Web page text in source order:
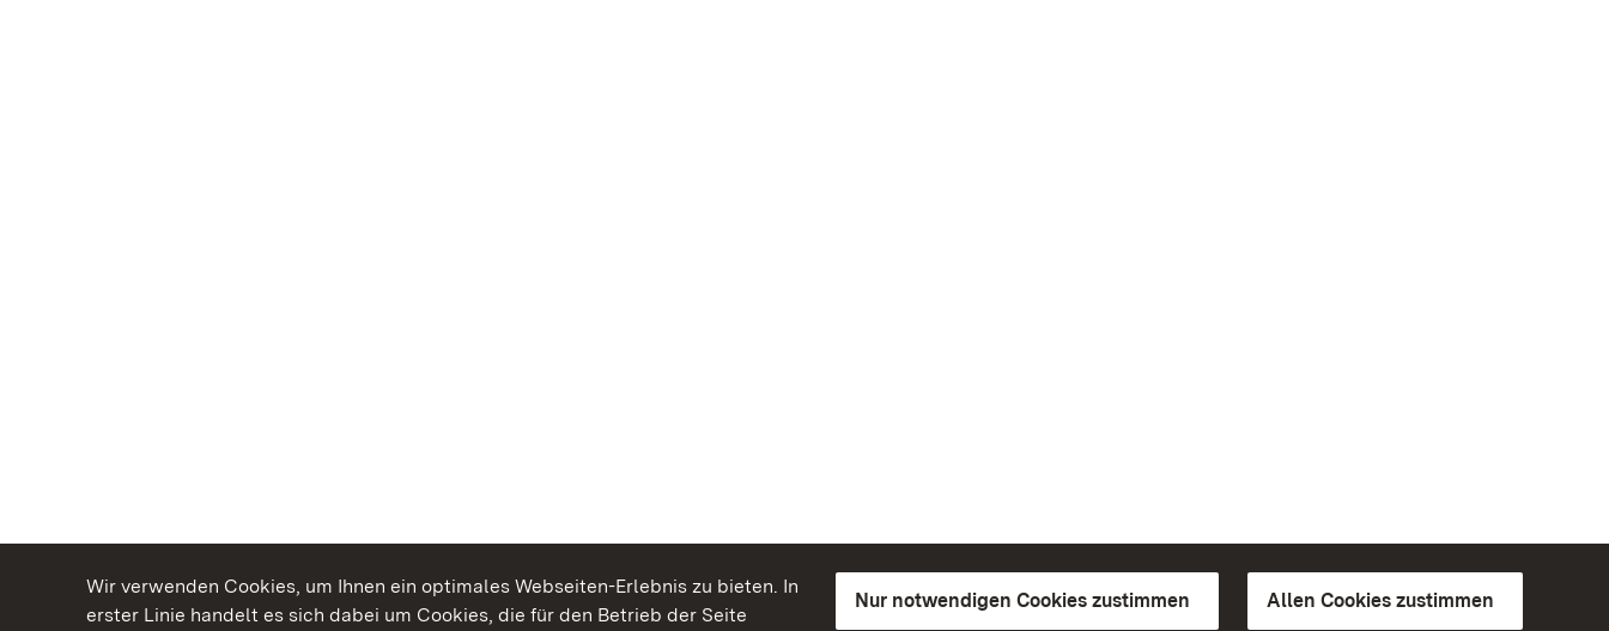
Wir verwenden Cookies, um Ihnen ein optimales Webseiten-Erlebnis zu bieten. In
erster Linie handelt es sich dabei um Cookies, die für den Betrieb der Seite
Nur notwendigen Cookies zustimmen Allen Cookies zustimmen